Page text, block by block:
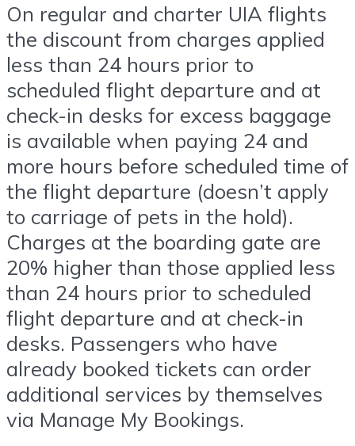
On regular and charter UIA flights
the discount from charges applied
less than 24 hours prior to
scheduled flight departure and at
check-in desks for excess baggage
is available when paying 24 and
more hours before scheduled time of
the flight departure (doesn’t apply
to carriage of pets in the hold).
Charges at the boarding gate are
20% higher than those applied less
than 24 hours prior to scheduled
flight departure and at check-in
desks. Passengers who have
already booked tickets can order
additional services by themselves
via Manage My Bookings.